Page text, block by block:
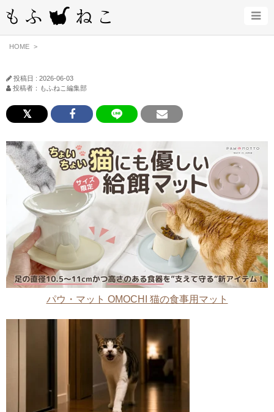
HOME
投稿日 : 2026-06-03
投稿者：もふねこ編集部
パウ・マット OMOCHI 猫の食事用マット